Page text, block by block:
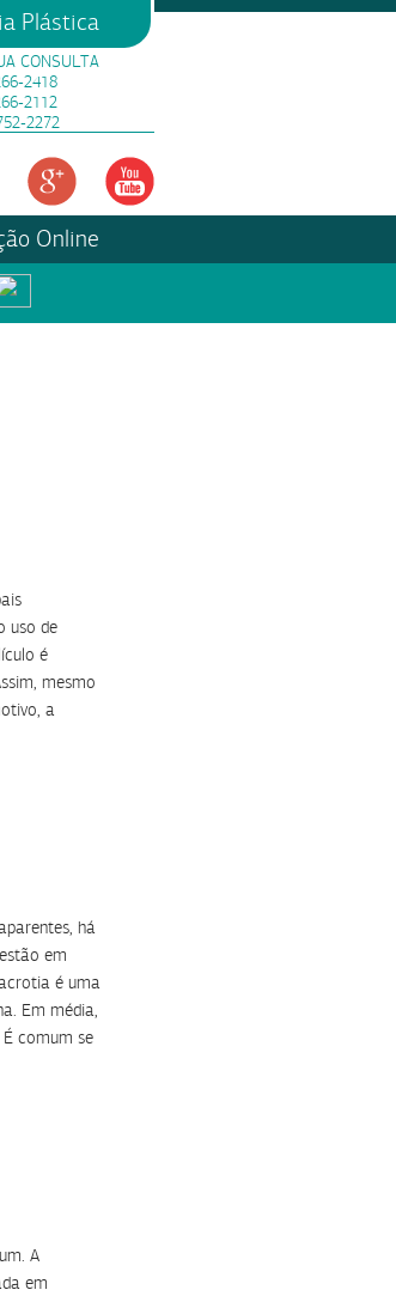
Plástica
CONSULTA
2418
2112
2272
Online
uso de
é
mesmo
a
há
em
é uma
Em média,
comum se
A
em